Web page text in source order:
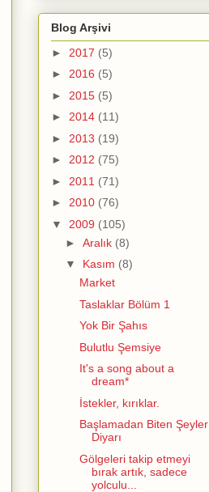
Blog Arşivi
► 2017 (5)
► 2016 (5)
► 2015 (5)
► 2014 (11)
► 2013 (19)
► 2012 (75)
► 2011 (71)
► 2010 (76)
▼ 2009 (105)
► Aralık (8)
▼ Kasım (8)
Market
Taslaklar Bölüm 1
Yok Bir Şahıs
Bulutlu Şemsiye
It's a song about a
dream*
İstekler, kırıklar.
Başlamadan Biten Şeyler
Diyarı
Gölgeleri takip etmeyi
bırak artık, sadece
yolculu...